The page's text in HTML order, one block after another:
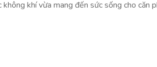
khí vừa mang đến sức sống cho căn